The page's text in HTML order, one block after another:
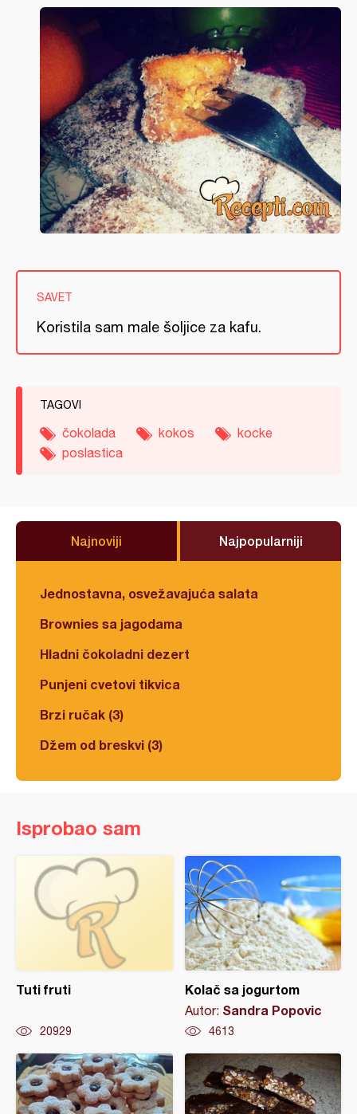
SAVET
Koristila sam male šoljice za kafu.
TAGOVI
čokolada kokos
kocke
poslastica
Najnoviji Najpopularniji
Jednostavna, osvežavajuća salata
Brownies sa jagodama
Hladni čokoladni dezert
Punjeni cvetovi tikvica
Brzi ručak (3)
Džem od breskvi (3)
Isprobao sam
Tuti fruti
20929
Kolač sa jogurtom
Autor: Sandra Popovic
4613